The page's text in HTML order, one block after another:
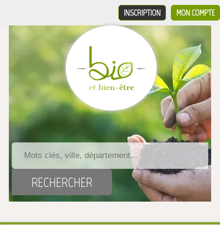
MON COMPTE
INSCRIPTION